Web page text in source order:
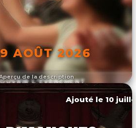
de la description
AOÛT 2026
L'ÉVÉNEMENT
Ajouté le 10